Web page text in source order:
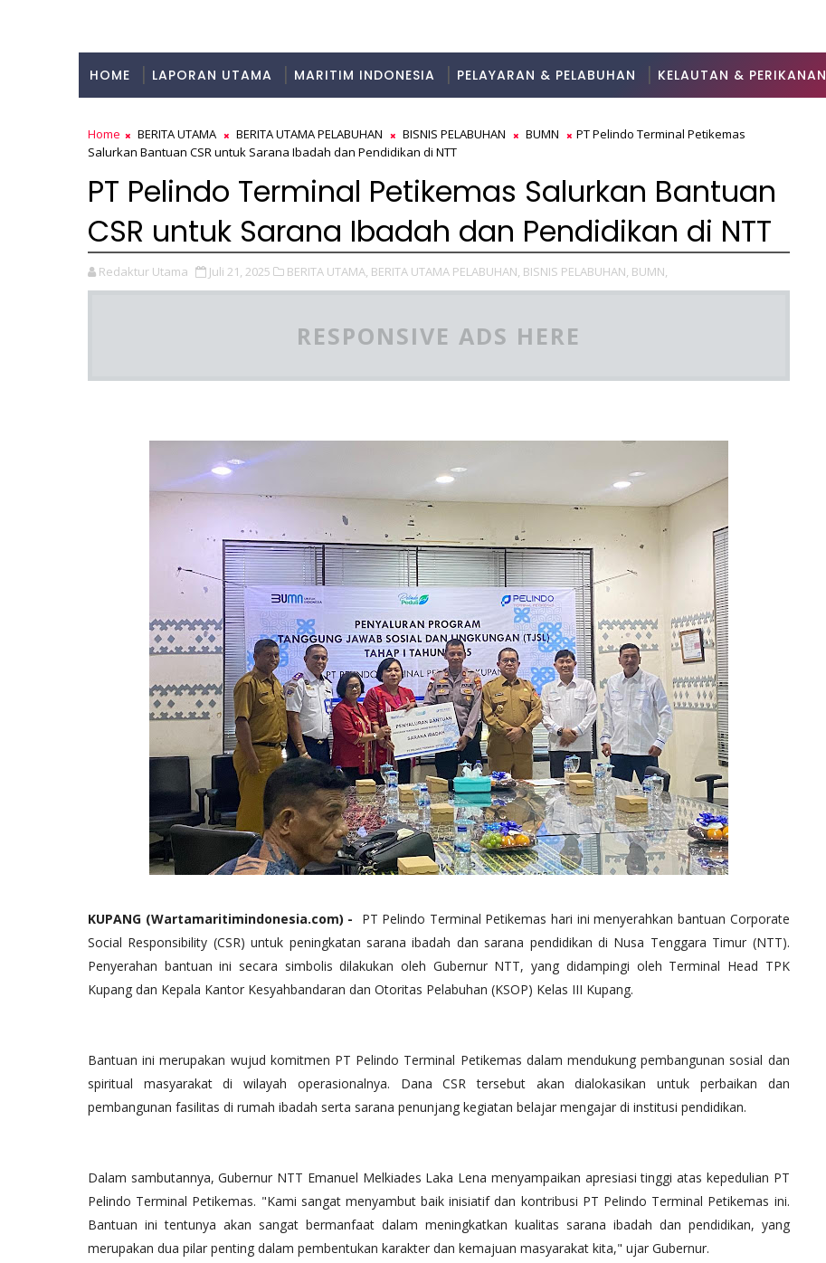
HOME LAPORAN UTAMA MARITIM INDONESIA PELAYARAN & PELABUHAN KELAUTAN & PERIKANAN
Home BERITA UTAMA BERITA UTAMA PELABUHAN BISNIS PELABUHAN BUMN
PT Pelindo Terminal Petikemas
Salurkan Bantuan CSR untuk Sarana Ibadah dan Pendidikan di NTT
PT Pelindo Terminal Petikemas Salurkan Bantuan
CSR untuk Sarana Ibadah dan Pendidikan di NTT
Redaktur Utama Juli 21, 2025 BERITA UTAMA, BERITA UTAMA PELABUHAN, BISNIS PELABUHAN, BUMN,
RESPONSIVE ADS HERE
KUPANG (Wartamaritimindonesia.com) -
PT Pelindo Terminal Petikemas hari ini menyerahkan bantuan Corporate
Social Responsibility (CSR) untuk peningkatan sarana ibadah dan sarana pendidikan di Nusa Tenggara Timur (NTT).
Penyerahan bantuan ini secara simbolis dilakukan oleh Gubernur NTT, yang didampingi oleh Terminal Head TPK
Kupang dan Kepala Kantor Kesyahbandaran dan Otoritas Pelabuhan (KSOP) Kelas III Kupang.
Bantuan ini merupakan wujud komitmen PT Pelindo Terminal Petikemas dalam mendukung pembangunan sosial dan
spiritual masyarakat di wilayah operasionalnya. Dana CSR tersebut akan dialokasikan untuk perbaikan dan
pembangunan fasilitas di rumah ibadah serta sarana penunjang kegiatan belajar mengajar di institusi pendidikan.
Dalam sambutannya, Gubernur NTT Emanuel Melkiades Laka Lena menyampaikan apresiasi tinggi atas kepedulian PT
Pelindo Terminal Petikemas. "Kami sangat menyambut baik inisiatif dan kontribusi PT Pelindo Terminal Petikemas ini.
Bantuan ini tentunya akan sangat bermanfaat dalam meningkatkan kualitas sarana ibadah dan pendidikan, yang
merupakan dua pilar penting dalam pembentukan karakter dan kemajuan masyarakat kita," ujar Gubernur.